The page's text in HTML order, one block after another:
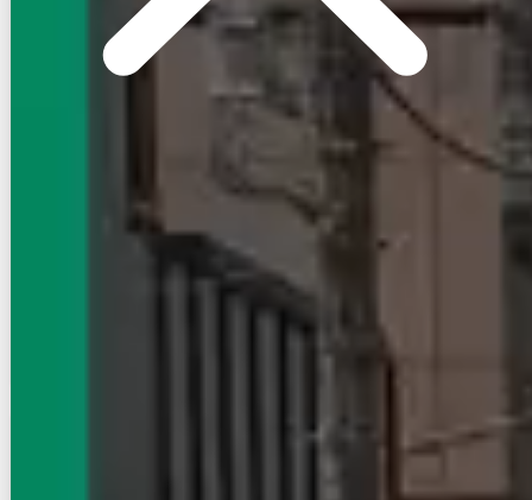
上越新幹線（首都圏）/高崎駅 徒歩36分
群馬県高崎市中居町2丁目
管理費等：5,000円
敷
礼
57.78㎡
電話で問合せ